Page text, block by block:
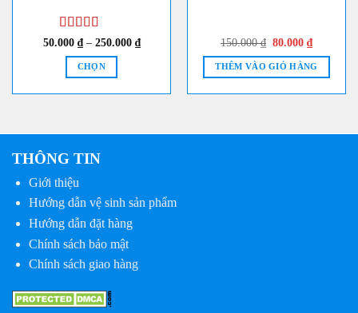
Được xếp
hạng55 sao
50.000 ₫ – 250.000 ₫Khoảng
giá:
250.000 ₫
CHỌN
có
nhiều
Các
tùy
chọn
thể
chọn
150.000₫ Giá
là:
150.000 ₫.
80.000₫Giá
hiện
tại
là:
THÊM VÀO GIỎ HÀNG
THÔNG TIN
Giới thiệu
Hướng dẫn vệ sinh sản phẩm
Hướng dẫn đặt hàng
Chính sách bảo mật
Chính sách giao hàng